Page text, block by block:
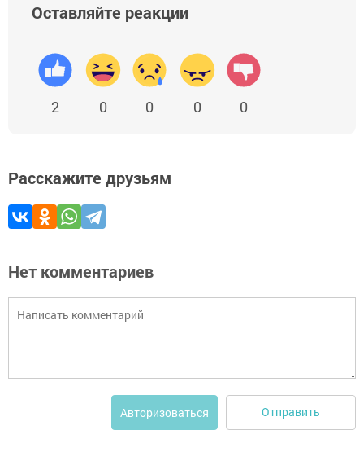
Оставляйте реакции
2 0 0 0 0
Расскажите друзьям
Нет комментариев
Авторизоваться Отправить